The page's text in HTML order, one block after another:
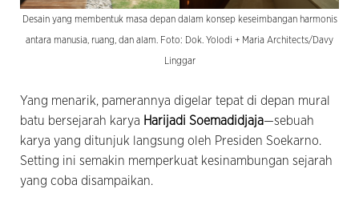
Desain yang membentuk masa depan dalam konsep keseimbangan harmonis
antara manusia, ruang, dan alam. Foto: Dok. Yolodi + Maria Architects/Davy
Linggar
Yang menarik, pamerannya digelar tepat di depan mural
batu bersejarah karya Harijadi Soemadidjaja—sebuah
karya yang ditunjuk langsung oleh Presiden Soekarno.
Setting ini semakin memperkuat kesinambungan sejarah
yang coba disampaikan.